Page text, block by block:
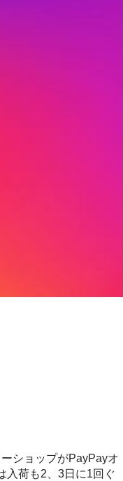
ショップがPayPayオ
入荷も2、3日に1回ぐ